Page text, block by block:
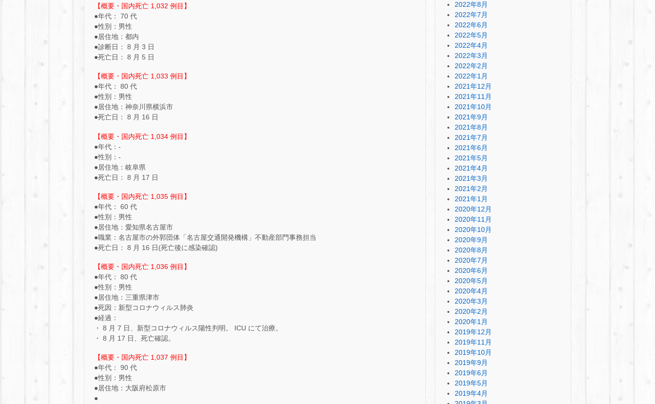
【概要・国内死亡 1,032 例目】
●年代： 70 代
●性別：男性
●居住地：都内
●診断日： 8 月 3 日
●死亡日： 8 月 5 日
【概要・国内死亡 1,033 例目】
●年代： 80 代
●性別：男性
●居住地：神奈川県横浜市
●死亡日： 8 月 16 日
【概要・国内死亡 1,034 例目】
●年代：-
●性別：-
●居住地：岐阜県
●死亡日： 8 月 17 日
【概要・国内死亡 1,035 例目】
●年代： 60 代
●性別：男性
●居住地：愛知県名古屋市
●職業：名古屋市の外郭団体「名古屋交通開発機構」不動産部門事務担当
●死亡日： 8 月 16 日(死亡後に感染確認)
【概要・国内死亡 1,036 例目】
●年代： 80 代
●性別：男性
●居住地：三重県津市
●死因：新型コロナウィルス肺炎
●経過：
・ 8 月 7 日、新型コロナウィルス陽性判明。 ICU にて治療。
・ 8 月 17 日、死亡確認。
【概要・国内死亡 1,037 例目】
●年代： 90 代
●性別：男性
●居住地：大阪府松原市
●
2022年8月
2022年7月
2022年6月
2022年5月
2022年4月
2022年3月
2022年2月
2022年1月
2021年12月
2021年11月
2021年10月
2021年9月
2021年8月
2021年7月
2021年6月
2021年5月
2021年4月
2021年3月
2021年2月
2021年1月
2020年12月
2020年11月
2020年10月
2020年9月
2020年8月
2020年7月
2020年6月
2020年5月
2020年4月
2020年3月
2020年2月
2020年1月
2019年12月
2019年11月
2019年10月
2019年9月
2019年6月
2019年5月
2019年4月